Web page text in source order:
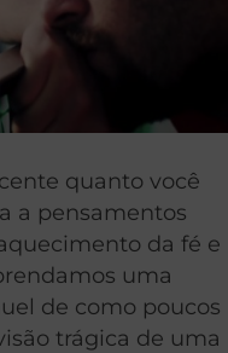
quanto você
a pensamentos
da fé e
uma
de como poucos
trágica de uma